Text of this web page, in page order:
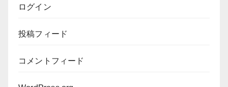
ログイン
投稿フィード
コメントフィード